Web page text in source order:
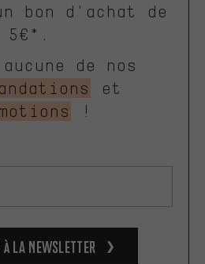
bon d'achat de
5€*.
de nos
et
!
à la newsletter